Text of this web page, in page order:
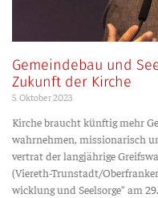
Gemeindebau und
Zukunft der Kirche
5. Okto­ber 2023
Kir­che braucht künf­tig mehr
wahr­neh­men, mis­sio­na­risch
ver­trat der lang­jäh­ri­ge
(Vier­eth-Trun­­stadt­­/
wick­lung und Seel­sor­ge“ am